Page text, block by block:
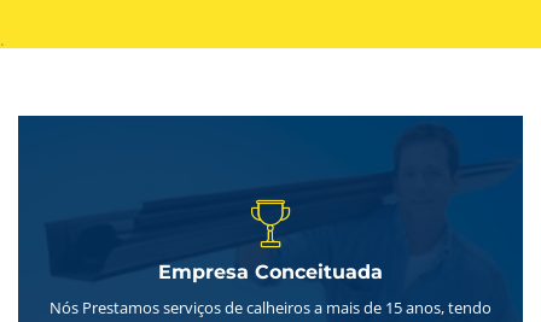
.
Empresa Conceituada
Nós Prestamos serviços de calheiros a mais de 15 anos, tendo